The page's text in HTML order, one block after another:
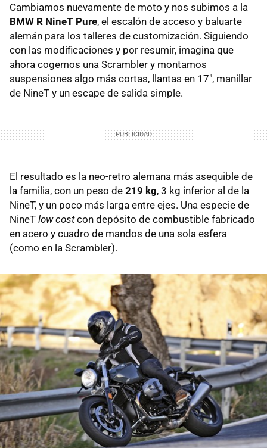
Cambiamos nuevamente de moto y nos subimos a la
BMW R NineT Pure, el escalón de acceso y baluarte
alemán para los talleres de customización. Siguiendo
con las modificaciones y por resumir, imagina que
ahora cogemos una Scrambler y montamos
suspensiones algo más cortas, llantas en 17", manillar
de NineT y un escape de salida simple.
El resultado es la neo-retro alemana más asequible de
la familia, con un peso de 219 kg, 3 kg inferior al de la
NineT, y un poco más larga entre ejes. Una especie de
NineT low costcon depósito de combustible fabricado
en acero y cuadro de mandos de una sola esfera
(como en la Scrambler).